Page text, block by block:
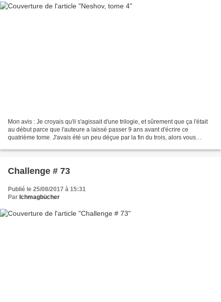
Mon avis : Je croyais qu'il s'agissait d'une trilogie, et sûrement que ça l'était
au début parce que l'auteure a laissé passer 9 ans avant d'écrire ce
quatrième tome. J'avais été un peu déçue par la fin du trois, alors vous
Challenge # 73
Publié le 25/08/2017 à 15:31
Par Ichmagbücher